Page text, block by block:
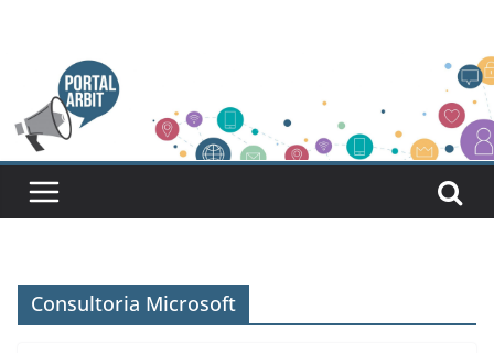
conteúdo
Consultoria Microsoft